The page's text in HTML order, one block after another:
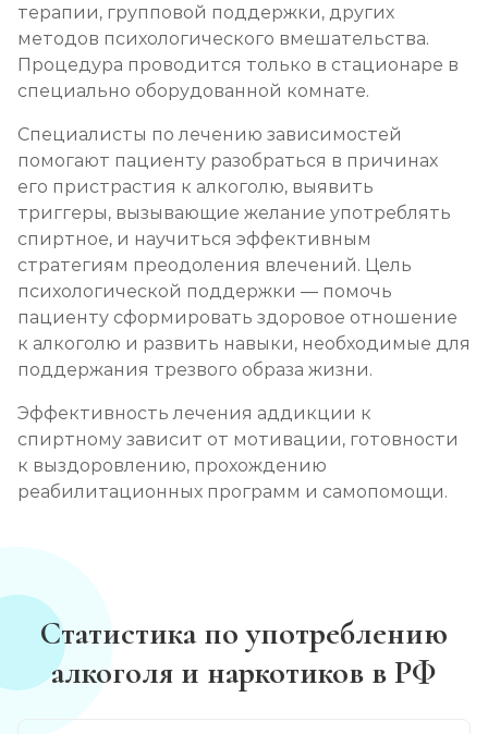
терапии, групповой поддержки, других
методов психологического вмешательства.
Процедура проводится только в стационаре в
специально оборудованной комнате.
Специалисты по лечению зависимостей
помогают пациенту разобраться в причинах
его пристрастия к алкоголю, выявить
триггеры, вызывающие желание употреблять
спиртное, и научиться эффективным
стратегиям преодоления влечений. Цель
психологической поддержки — помочь
пациенту сформировать здоровое отношение
к алкоголю и развить навыки, необходимые для
поддержания трезвого образа жизни.
Эффективность лечения аддикции к
спиртному зависит от мотивации, готовности
к выздоровлению, прохождению
реабилитационных программ и самопомощи.
Статистика по употреблению
алкоголя и наркотиков в РФ